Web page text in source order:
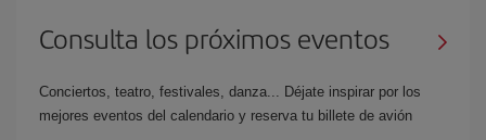
Consulta los próximos eventos
Conciertos, teatro, festivales, danza... Déjate inspirar por los
mejores eventos del calendario y reserva tu billete de avión